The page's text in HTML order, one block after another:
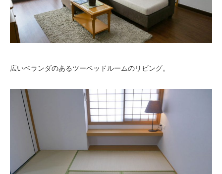
広いベランダのあるツーベッドルームのリビング。